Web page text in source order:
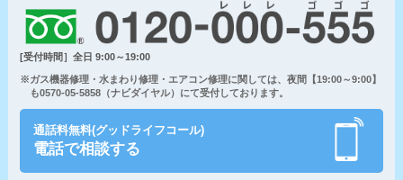
[受付時間］全日 9:00～19:00
※ガス機器修理・水まわり修理・エアコン修理に関しては、夜間【19:00～9:00】
も0570-05-5858（ナビダイヤル）にて受付しております。
通話料無料(グッドライフコール)
電話で相談する